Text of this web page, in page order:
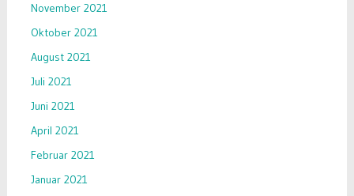
November 2021
Oktober 2021
August 2021
Juli 2021
Juni 2021
April 2021
Februar 2021
Januar 2021